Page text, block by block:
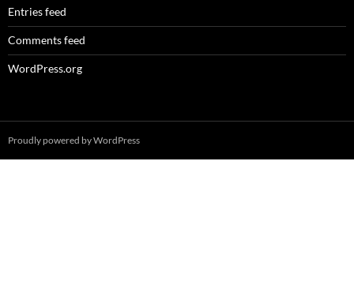
Entries feed
Comments feed
WordPress.org
Proudly powered by WordPress